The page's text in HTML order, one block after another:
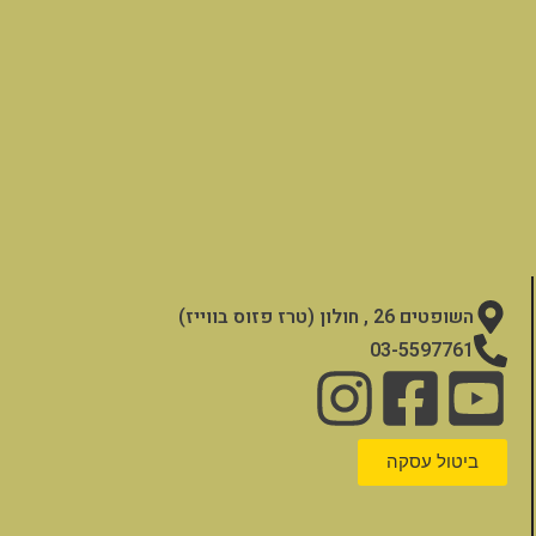
השופטים 26 , חולון (טרז פזוס בווייז)
03-5597761
ביטול עסקה